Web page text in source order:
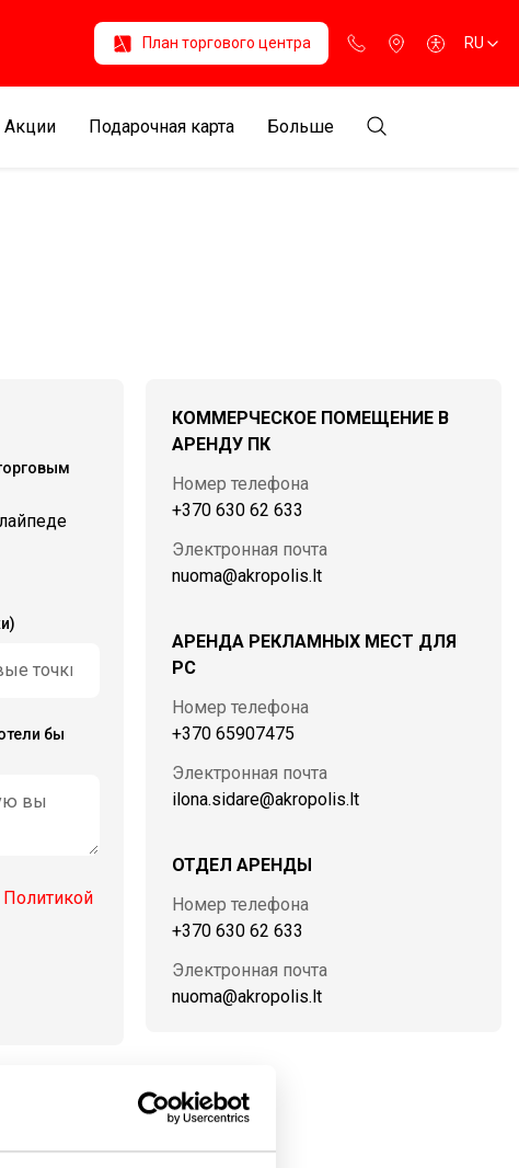
План торгового центра RU
Aкции Подарочная карта Больше
бы
Политикой
КОММЕРЧЕСКОЕ ПОМЕЩЕНИЕ В
АРЕНДУ ПК
Номер телефона
+370 630 62 633
Электронная почта
nuoma@akropolis.lt
АРЕНДА РЕКЛАМНЫХ МЕСТ ДЛЯ
PC
Номер телефона
+370 65907475
Электронная почта
ilona.sidare@akropolis.lt
ОТДЕЛ АРЕНДЫ
Номер телефона
+370 630 62 633
Электронная почта
nuoma@akropolis.lt